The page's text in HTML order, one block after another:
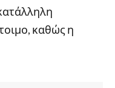
καθώς η